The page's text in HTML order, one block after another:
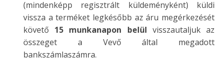
(mindenképp regisztrált küldeményként) küldi
vissza a terméket legkésőbb az áru megérkezését
követő 15 munkanapon belül visszautaljuk az
összeget a Vevő által megadott
bankszámlaszámra.